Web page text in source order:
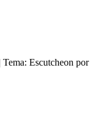
Tema: Escutcheon por